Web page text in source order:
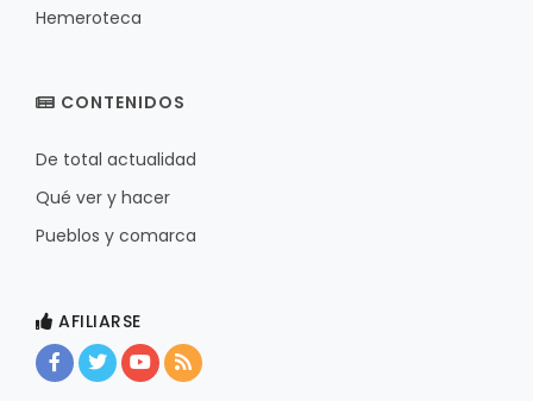
Hemeroteca
CONTENIDOS
De total actualidad
Qué ver y hacer
Pueblos y comarca
AFILIARSE